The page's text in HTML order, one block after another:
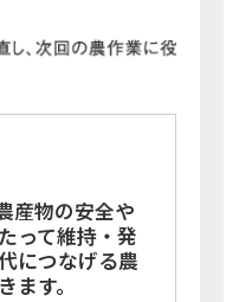
産物の安全や
って維持・発
につなげる農
す。